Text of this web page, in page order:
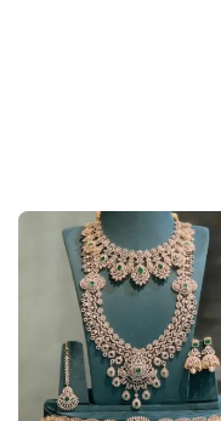
Blog